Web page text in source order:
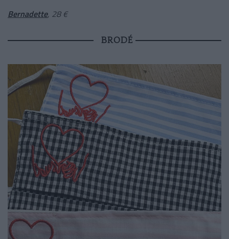
Bernadette, 28 €
BRODÉ